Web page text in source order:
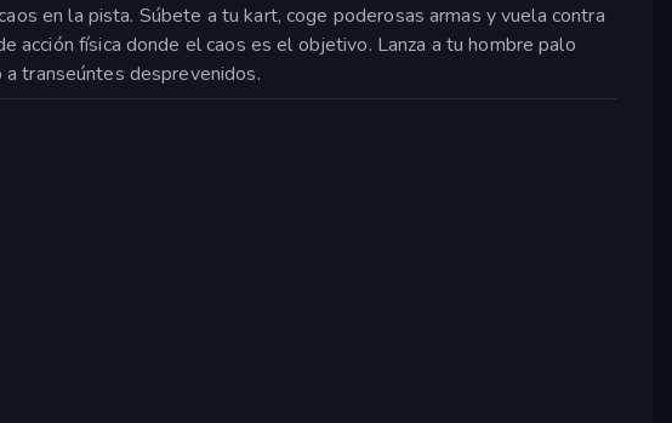
en la pista. Súbete a tu kart, coge poderosas armas y vuela contra
acción física donde el caos es el objetivo. Lanza a tu hombre palo
transeúntes desprevenidos.